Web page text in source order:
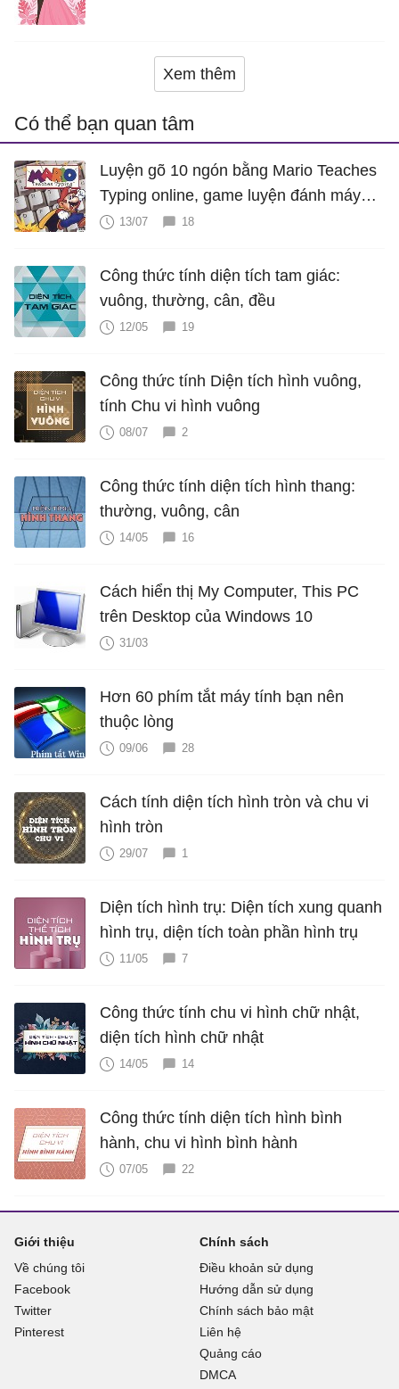
Xem thêm
Có thể bạn quan tâm
Luyện gõ 10 ngón bằng Mario Teaches
Typing online, game luyện đánh máy
cực hấp dẫn
13/07 18
Công thức tính diện tích tam giác:
vuông, thường, cân, đều
12/05 19
Công thức tính Diện tích hình vuông,
tính Chu vi hình vuông
08/07 2
Công thức tính diện tích hình thang:
thường, vuông, cân
14/05 16
Cách hiển thị My Computer, This PC
trên Desktop của Windows 10
31/03
Hơn 60 phím tắt máy tính bạn nên
thuộc lòng
09/06 28
Cách tính diện tích hình tròn và chu vi
hình tròn
29/07 1
Diện tích hình trụ: Diện tích xung quanh
hình trụ, diện tích toàn phần hình trụ
11/05 7
Công thức tính chu vi hình chữ nhật,
diện tích hình chữ nhật
14/05 14
Công thức tính diện tích hình bình
hành, chu vi hình bình hành
07/05 22
Giới thiệu
Về chúng tôi
Facebook
Twitter
Pinterest
Chính sách
Điều khoản sử dụng
Hướng dẫn sử dụng
Chính sách bảo mật
Liên hệ
Quảng cáo
DMCA